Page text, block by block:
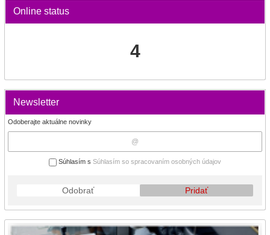
Online status
4
Newsletter
Odoberajte aktuálne novinky
Súhlasím s Súhlasím so spracovaním osobných údajov
Odobrať Pridať